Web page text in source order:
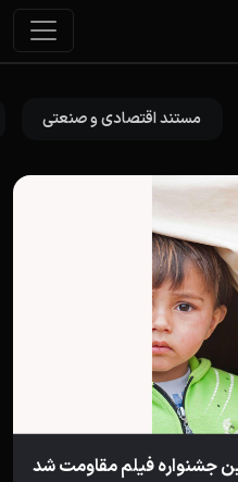
مستند اقتصادی و صنعتی
جشنواره فیلم مقاومت شد